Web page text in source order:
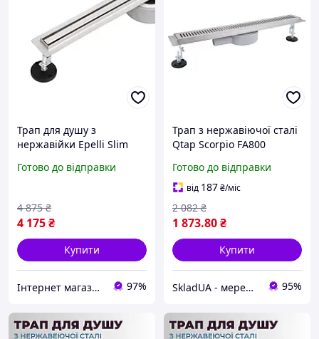
Трап для душу з
нержавійки Epelli Slim
Готово до відправки
4 175₴
4 875 ₴
Купити
Інтернет магазин Supersantehnika.com.ua 97%
Трап з нержавіючої сталі
Qtap Scorpio FA800
сифон/сухий затвор)
Готово до відправки
від 187₴/міс
1 873.80₴
2 082 ₴
Купити
SkladUA - мережа магазинів сантехніки та побутової техніки 95%